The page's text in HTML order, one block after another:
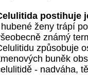
postihuje
ženy trápí
známý
způsobuje
buněk
- nadváha,